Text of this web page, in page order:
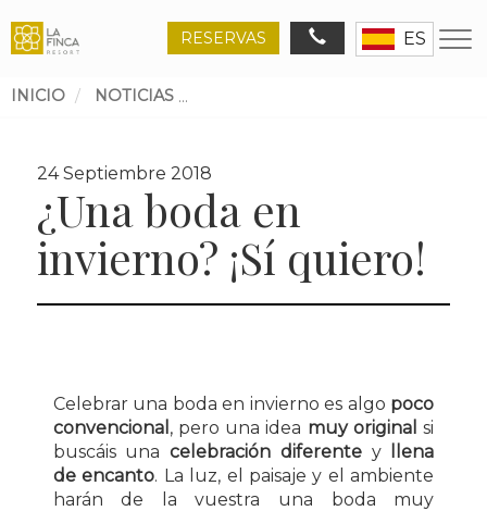
RESERVAS ES
de
navegación
INICIO NOTICIAS
24 Septiembre 2018
¿Una boda en
invierno? ¡Sí quiero!
Celebrar una boda en invierno es algo poco
convencional , pero una idea muy original si
buscáis unacelebración diferentey
llena
de encanto. La luz, el paisaje y el ambiente
harán de la vuestra una boda muy